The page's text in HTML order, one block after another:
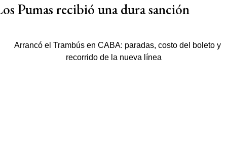
Pumas recibió una dura sanción